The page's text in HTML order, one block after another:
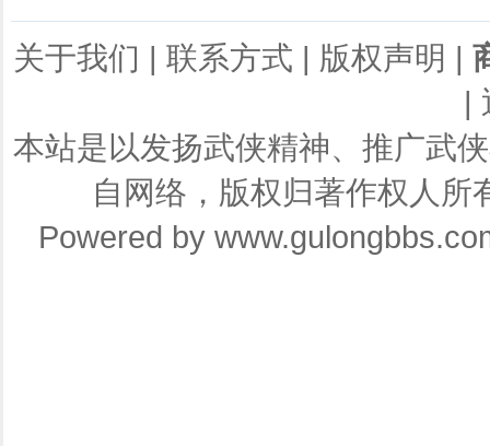
关于我们 | 联系方式 | 版权声明 |
|
本站是以发扬武侠精神、推广武
自网络，版权归著作权人
Powered by